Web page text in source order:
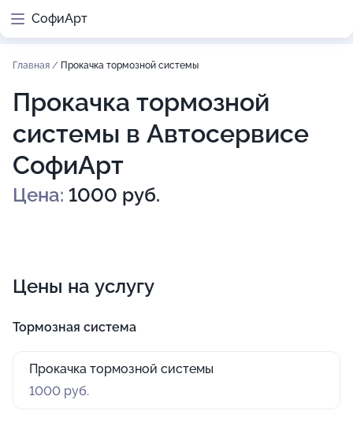
СофиАрт
Главная / Прокачка тормозной системы
Прокачка тормозной
системы в Автосервисе
СофиАрт
Цена: 1000 руб.
Цены на услугу
Тормозная система
Прокачка тормозной системы
1000 руб.